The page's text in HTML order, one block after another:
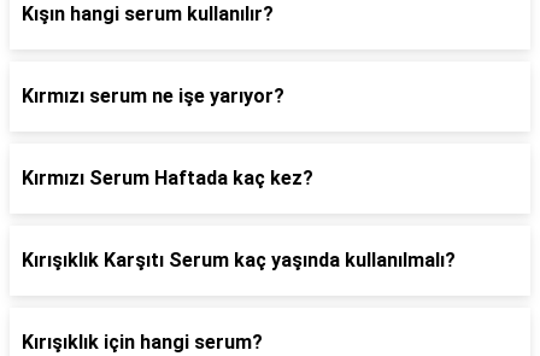
Kışın hangi serum kullanılır?
Kırmızı serum ne işe yarıyor?
Kırmızı Serum Haftada kaç kez?
Kırışıklık Karşıtı Serum kaç yaşında kullanılmalı?
Kırışıklık için hangi serum?